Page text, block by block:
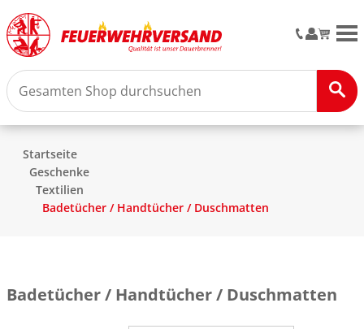
Startseite
Geschenke
Textilien
Badetücher / Handtücher / Duschmatten
Badetücher / Handtücher / Duschmatten